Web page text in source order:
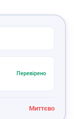
Перевірено
Миттєво